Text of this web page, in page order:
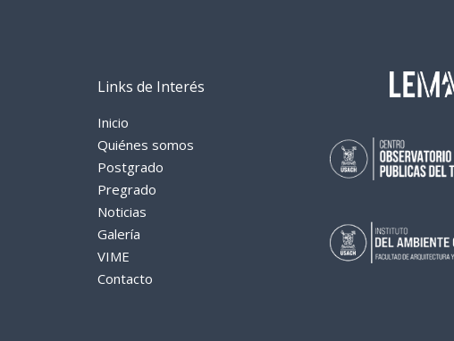
Links de Interés
Inicio
Quiénes somos
Postgrado
Pregrado
Noticias
Galería
VIME
Contacto